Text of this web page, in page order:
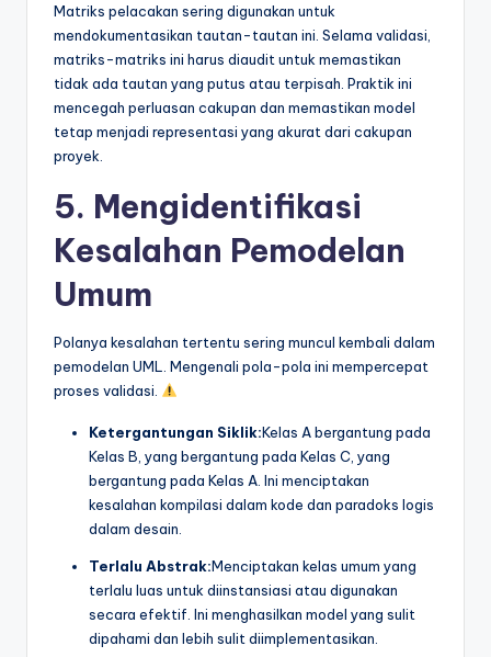
Matriks pelacakan sering digunakan untuk
mendokumentasikan tautan-tautan ini. Selama validasi,
matriks-matriks ini harus diaudit untuk memastikan
tidak ada tautan yang putus atau terpisah. Praktik ini
mencegah perluasan cakupan dan memastikan model
tetap menjadi representasi yang akurat dari cakupan
proyek.
5. Mengidentifikasi
Kesalahan Pemodelan
Umum
Polanya kesalahan tertentu sering muncul kembali dalam
pemodelan UML. Mengenali pola-pola ini mempercepat
proses validasi.
Ketergantungan Siklik:Kelas A bergantung pada
Kelas B, yang bergantung pada Kelas C, yang
bergantung pada Kelas A. Ini menciptakan
kesalahan kompilasi dalam kode dan paradoks logis
dalam desain.
Terlalu Abstrak:Menciptakan kelas umum yang
terlalu luas untuk diinstansiasi atau digunakan
secara efektif. Ini menghasilkan model yang sulit
dipahami dan lebih sulit diimplementasikan.